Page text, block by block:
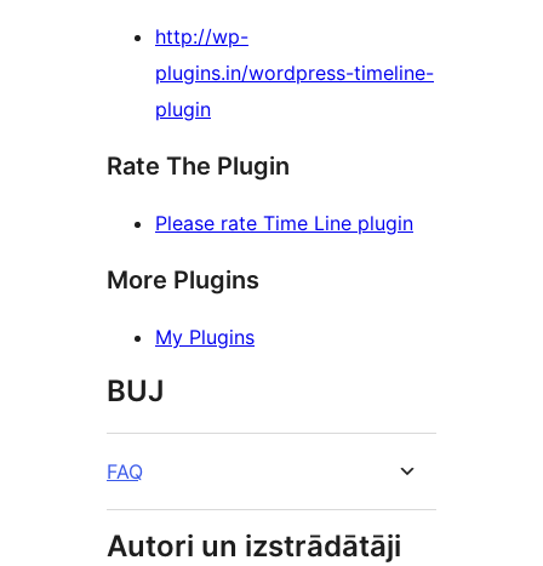
http://wp-
plugins.in/wordpress-timeline-
plugin
Rate The Plugin
Please rate Time Line plugin
More Plugins
My Plugins
BUJ
FAQ
Autori un izstrādātāji